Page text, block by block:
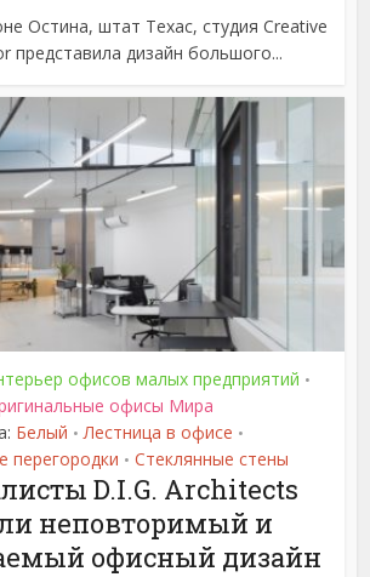
Остина, штат Техас, студия Creative
представила дизайн большого...
офисов малых предприятий •
офисы Мира
Белый • Лестница в офисе •
перегородки • Стеклянные стены
D.I.G. Architects
неповторимый и
офисный дизайн